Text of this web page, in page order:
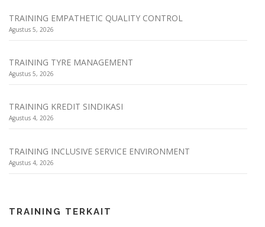
TRAINING EMPATHETIC QUALITY CONTROL
Agustus 5, 2026
TRAINING TYRE MANAGEMENT
Agustus 5, 2026
TRAINING KREDIT SINDIKASI
Agustus 4, 2026
TRAINING INCLUSIVE SERVICE ENVIRONMENT
Agustus 4, 2026
TRAINING TERKAIT